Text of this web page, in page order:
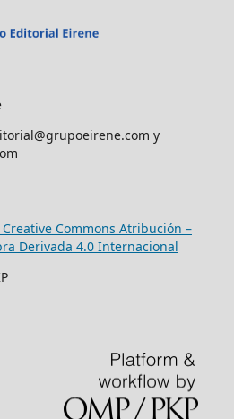
y
Creative Commons Atribución –
Derivada 4.0 Internacional